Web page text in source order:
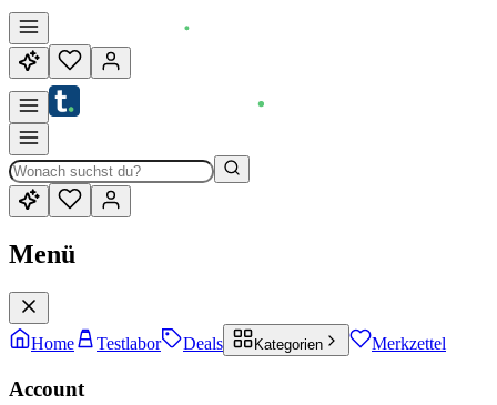
Menü
Home Testlabor Deals Kategorien Merkzettel
Account